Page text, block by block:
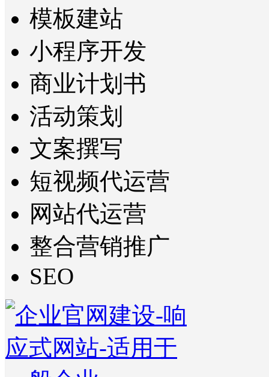
模板建站
小程序开发
商业计划书
活动策划
文案撰写
短视频代运营
网站代运营
整合营销推广
SEO